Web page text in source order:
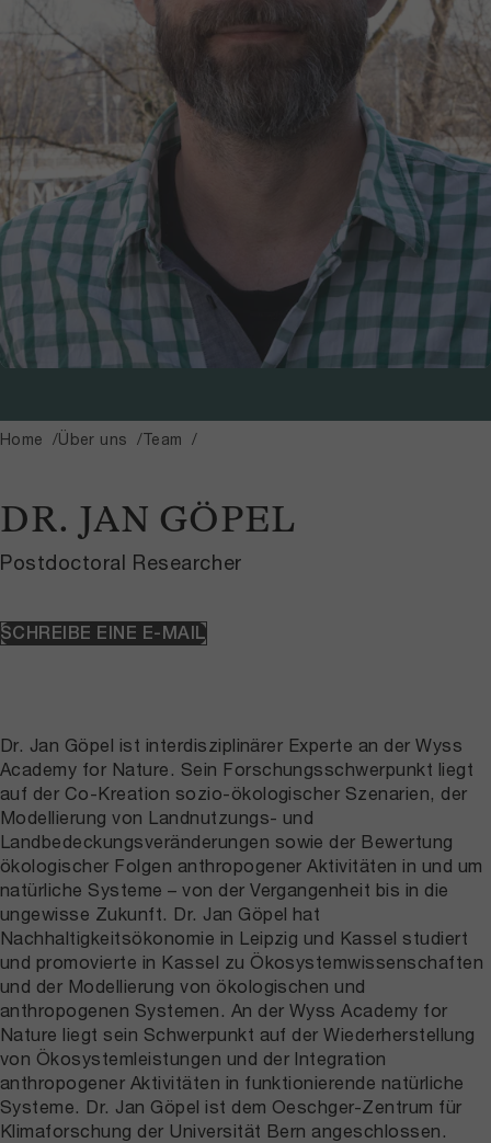
Home Über uns Team
DR. JAN GÖPEL
Postdoctoral Researcher
SCHREIBE EINE E-MAIL
Dr. Jan Göpel ist interdisziplinärer Experte an der Wyss
Academy for Nature. Sein Forschungsschwerpunkt liegt
auf der Co-Kreation sozio-ökologischer Szenarien, der
Modellierung von Landnutzungs- und
Landbedeckungsveränderungen sowie der Bewertung
ökologischer Folgen anthropogener Aktivitäten in und um
natürliche Systeme – von der Vergangenheit bis in die
ungewisse Zukunft. Dr. Jan Göpel hat
Nachhaltigkeitsökonomie in Leipzig und Kassel studiert
und promovierte in Kassel zu Ökosystemwissenschaften
und der Modellierung von ökologischen und
anthropogenen Systemen. An der Wyss Academy for
Nature liegt sein Schwerpunkt auf der Wiederherstellung
von Ökosystemleistungen und der Integration
anthropogener Aktivitäten in funktionierende natürliche
Systeme. Dr. Jan Göpel ist dem Oeschger-Zentrum für
Klimaforschung der Universität Bern angeschlossen.